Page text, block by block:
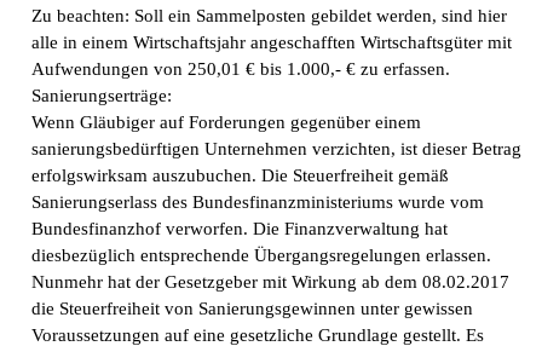
Zu beachten: Soll ein Sammelposten gebildet werden, sind hier
alle in einem Wirtschaftsjahr angeschafften Wirtschaftsgüter mit
Aufwendungen von 250,01 € bis 1.000,- € zu erfassen.
Sanierungserträge:
Wenn Gläubiger auf Forderungen gegenüber einem
sanierungsbedürftigen Unternehmen verzichten, ist dieser Betrag
erfolgswirksam auszubuchen. Die Steuerfreiheit gemäß
Sanierungserlass des Bundesfinanzministeriums wurde vom
Bundesfinanzhof verworfen. Die Finanzverwaltung hat
diesbezüglich entsprechende Übergangsregelungen erlassen.
Nunmehr hat der Gesetzgeber mit Wirkung ab dem 08.02.2017
die Steuerfreiheit von Sanierungsgewinnen unter gewissen
Voraussetzungen auf eine gesetzliche Grundlage gestellt. Es